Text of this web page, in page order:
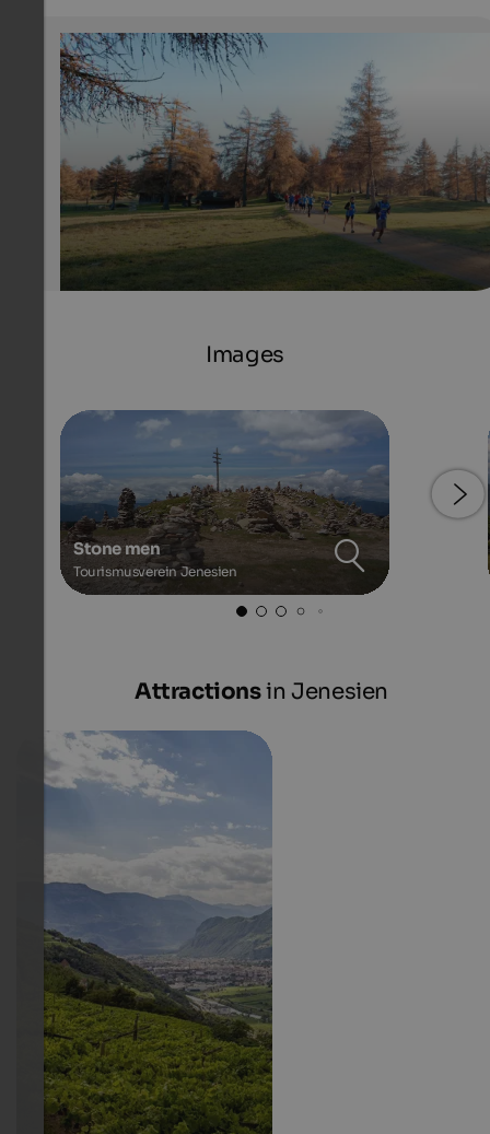
Salten
in autumn
Tourismusverein Jenesien
Images
Stone men
Tourismusverein Jenesien
Attractionsin Jenesien